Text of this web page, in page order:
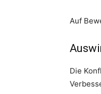
Auf
Die